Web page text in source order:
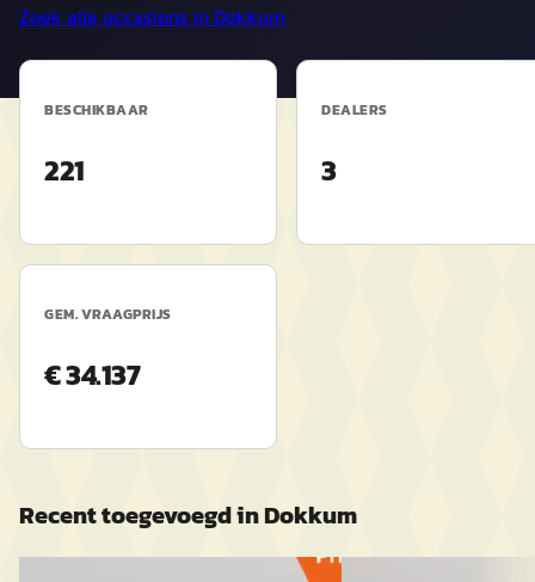
Zoek alle occasions in Dokkum
BESCHIKBAAR
221
DEALERS
3
GEM. VRAAGPRIJS
€ 34.137
Recent toegevoegd inDokkum